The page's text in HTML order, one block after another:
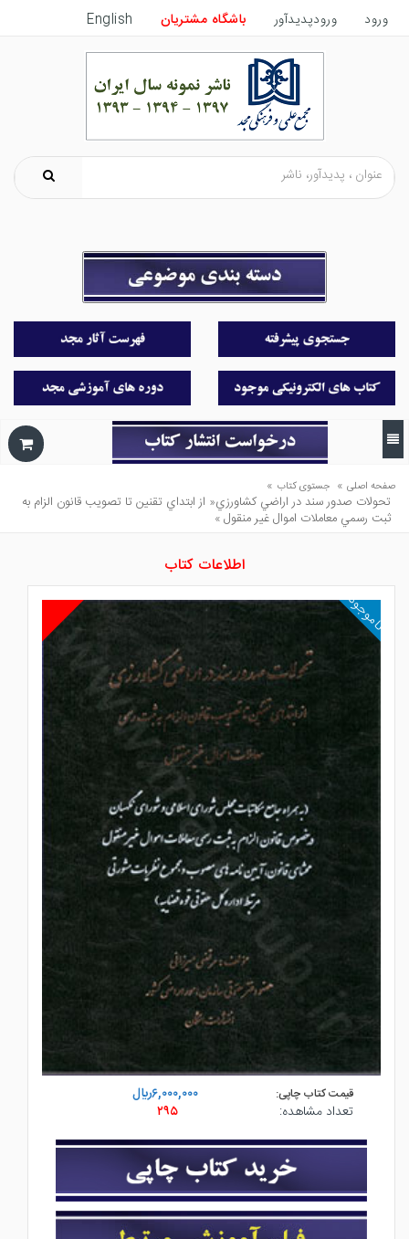
ورود ورودپدیدآور باشگاه مشتریان English
صفحه اصلی » جستوی کتاب »
تحولات صدور سند در اراضي كشاورزي« از ابتداي تقنين تا تصويب قانون الزام به
ثبت رسمي معاملات اموال غير منقول »
اطلاعات کتاب
ناموجود
قیمت کتاب چاپی:
۶,۰۰۰,۰۰۰ريال
تعداد مشاهده:
۲۹۵